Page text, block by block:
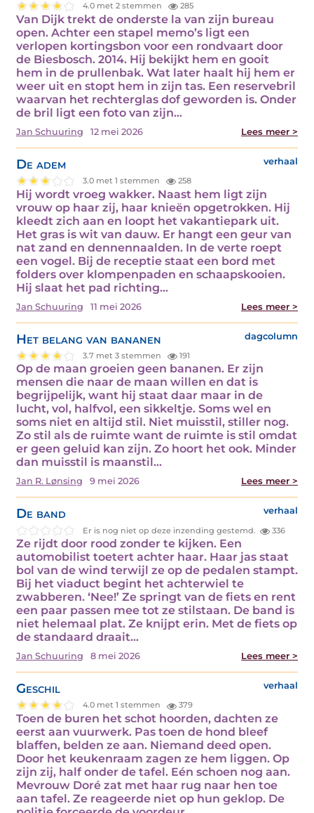
4.0 met 2 stemmen 285
Van Dijk trekt de onderste la van zijn bureau
open. Achter een stapel memo’s ligt een
verlopen kortingsbon voor een rondvaart door
de Biesbosch. 2014. Hij bekijkt hem en gooit
hem in de prullenbak. Wat later haalt hij hem er
weer uit en stopt hem in zijn tas. Een reservebril
waarvan het rechterglas dof geworden is. Onder
de bril ligt een foto van zijn…
Jan Schuuring 12 mei 2026 Lees meer >
De adem verhaal
3.0 met 1 stemmen 258
Hij wordt vroeg wakker. Naast hem ligt zijn
vrouw op haar zij, haar knieën opgetrokken. Hij
kleedt zich aan en loopt het vakantiepark uit.
Het gras is wit van dauw. Er hangt een geur van
nat zand en dennennaalden. In de verte roept
een vogel. Bij de receptie staat een bord met
folders over klompenpaden en schaapskooien.
Hij slaat het pad richting…
Jan Schuuring 11 mei 2026 Lees meer >
Het belang van bananen dagcolumn
3.7 met 3 stemmen 191
Op de maan groeien geen bananen. Er zijn
mensen die naar de maan willen en dat is
begrijpelijk, want hij staat daar maar in de
lucht, vol, halfvol, een sikkeltje. Soms wel en
soms niet en altijd stil. Niet muisstil, stiller nog.
Zo stil als de ruimte want de ruimte is stil omdat
er geen geluid kan zijn. Zo hoort het ook. Minder
dan muisstil is maanstil…
Jan R. Lønsing 9 mei 2026 Lees meer >
De band verhaal
Er is nog niet op deze inzending gestemd. 336
Ze rijdt door rood zonder te kijken. Een
automobilist toetert achter haar. Haar jas staat
bol van de wind terwijl ze op de pedalen stampt.
Bij het viaduct begint het achterwiel te
zwabberen. ‘Nee!’ Ze springt van de fiets en rent
een paar passen mee tot ze stilstaan. De band is
niet helemaal plat. Ze knijpt erin. Met de fiets op
de standaard draait…
Jan Schuuring 8 mei 2026 Lees meer >
Geschil verhaal
4.0 met 1 stemmen 379
Toen de buren het schot hoorden, dachten ze
eerst aan vuurwerk. Pas toen de hond bleef
blaffen, belden ze aan. Niemand deed open.
Door het keukenraam zagen ze hem liggen. Op
zijn zij, half onder de tafel. Eén schoen nog aan.
Mevrouw Doré zat met haar rug naar hen toe
aan tafel. Ze reageerde niet op hun geklop. De